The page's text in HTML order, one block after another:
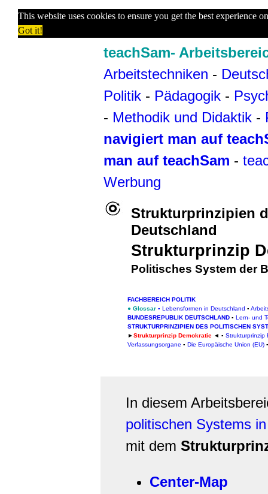
This website uses cookies to ensure you get the best experience
Got it!
teachSam-
Arbeitstechniken -
Politik - Pädagogik -
- Methodik und Didaktik -
navigiert man auf
man auf teachSam -
Werbung
Strukturprinzipien
Deutschland
Strukturprinzip
Politisches System der
FACHBEREICH POLITIK
● Glossar ▪ Lebensformen in Deutschland ▪
BUNDESREPUBLIK DEUTSCHLAND ▪ Lern- und
STRUKTURPRINZIPIEN DES POLITISCHEN
►Strukturprinzip Demokratie ◄ ▪ Strukturprinzip
Verfassungsorgane ▪ Die Europäische Union (EU)
In diesem
politischen Systems
mit dem
Center-Map